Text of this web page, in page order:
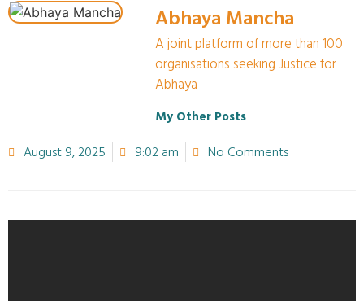
Abhaya Mancha
A joint platform of more than 100
organisations seeking Justice for
Abhaya
My Other Posts
August 9, 2025 9:02 am No Comments